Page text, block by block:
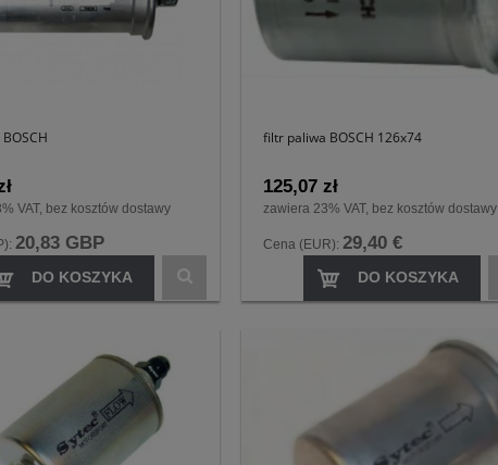
VAT, bez kosztów dostawy
20,83 GBP
DO KOSZYKA
filtr paliwa BOSCH 126x74
125,07 zł
zawiera 23% VAT, bez kosztów dostawy
Cena (EUR): 29,40 €
DO KOSZYKA